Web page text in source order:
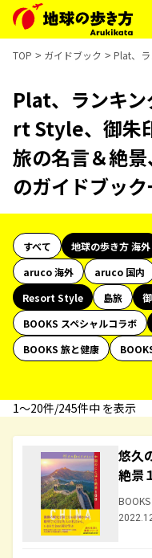
TOP ガイドブック Plat、ラ
Plat、ランキ
rt Style、御朱
旅の名言＆絶
のガイドブッ
すべて 地球の歩き方 海外
aruco 海外
aruco 国内
Resort Style
島旅
BOOKS スペシャルコラボ
BOOKS 旅と健康
1〜20件/245件中 を表示
悠久
絶景